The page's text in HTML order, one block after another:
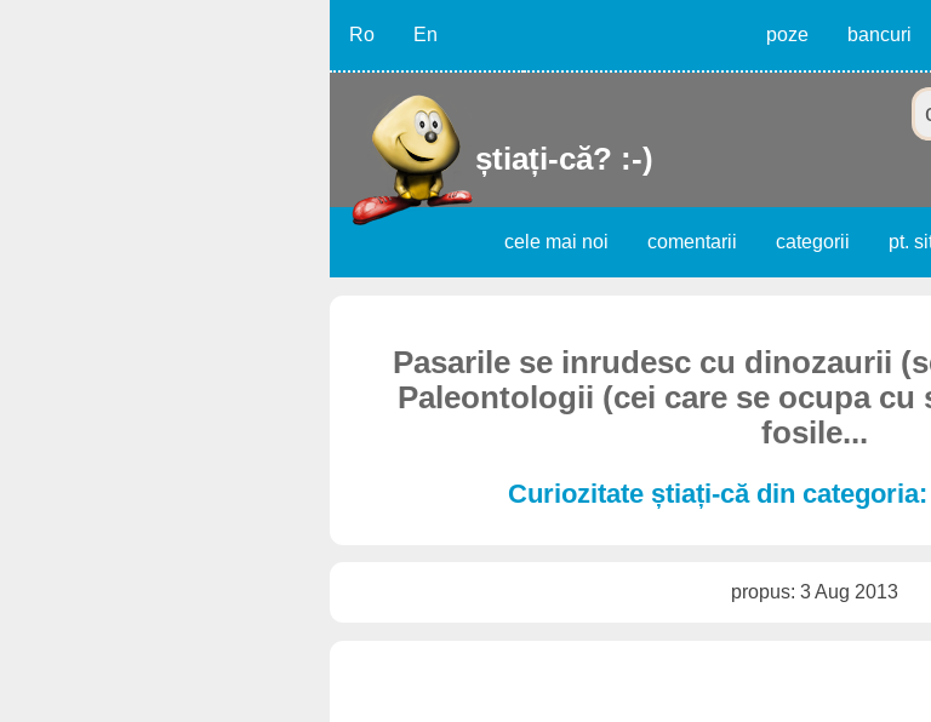
Ro En poze bancuri
știați-că? :-)
cele mai noi comentarii categorii pt.
Pasarile se inrudesc cu dinozaurii
Paleontologii (cei care se ocupa
fosile...
Curiozitate știați-că din
propus: 3 Aug 2013